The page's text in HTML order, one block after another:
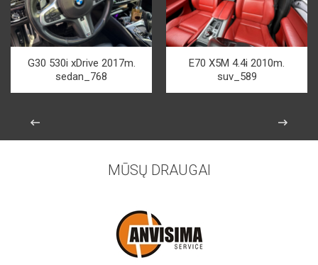
G30 530i xDrive 2017m.
sedan_768
E70 X5M 4.4i 2010m.
suv_589
MŪSŲ DRAUGAI